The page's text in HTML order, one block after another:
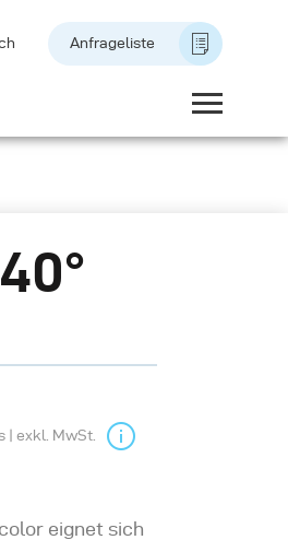
Anfrageliste
| exkl. MwSt.
eignet sich